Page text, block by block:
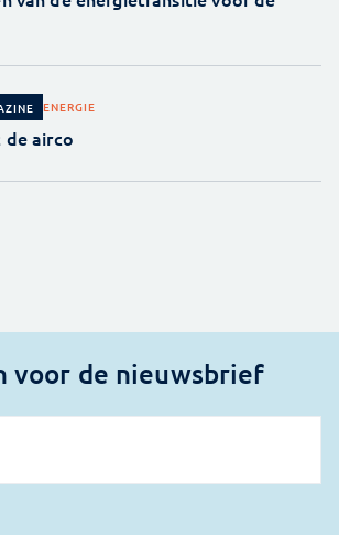
ENERGIE
airco
voor de nieuwsbrief